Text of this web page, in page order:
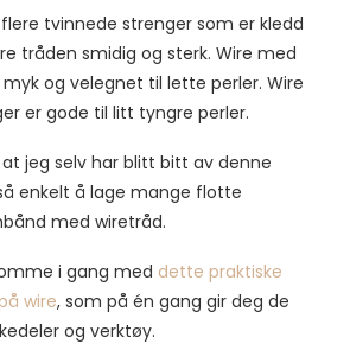
tvinnede strenger som er kledd
tråden smidig og sterk. Wire med
og velegnet til lette perler. Wire
er gode til litt tyngre perler.
jeg selv har blitt bitt av denne
enkelt å lage mange flotte
med wiretråd.
i gang med dette praktiske
wire, som på én gang gir deg de
og verktøy.